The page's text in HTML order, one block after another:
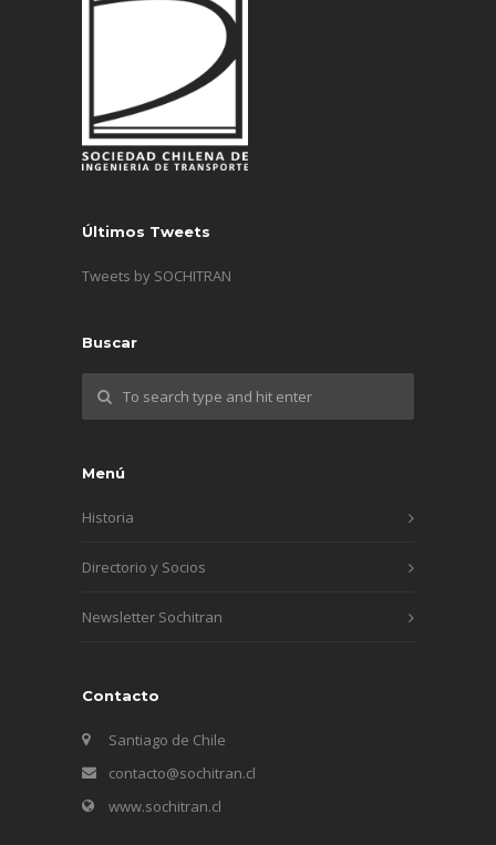
Últimos Tweets
Tweets by SOCHITRAN
Buscar
Menú
Historia
Directorio y Socios
Newsletter Sochitran
Contacto
Santiago de Chile
contacto@sochitran.cl
www.sochitran.cl